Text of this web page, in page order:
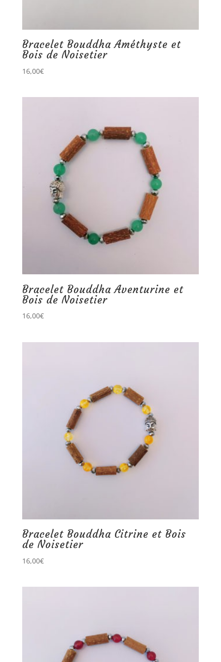
Bracelet Bouddha Améthyste et
Bois de Noisetier
16,00€
Bracelet Bouddha Aventurine et
Bois de Noisetier
16,00€
Bracelet Bouddha Citrine et Bois
de Noisetier
16,00€